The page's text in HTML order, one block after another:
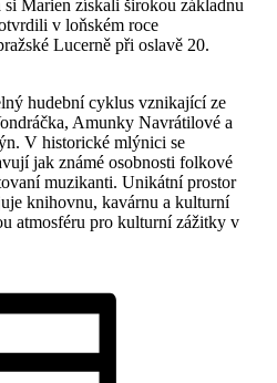
Marien získali širokou základnu
v loňském roce
Lucerně při oslavě 20.
hudební cyklus vznikající ze
Amunky Navrátilové a
V historické mlýnici se
jak známé osobnosti folkové
muzikanti. Unikátní prostor
knihovnu, kavárnu a kulturní
atmosféru pro kulturní zážitky v